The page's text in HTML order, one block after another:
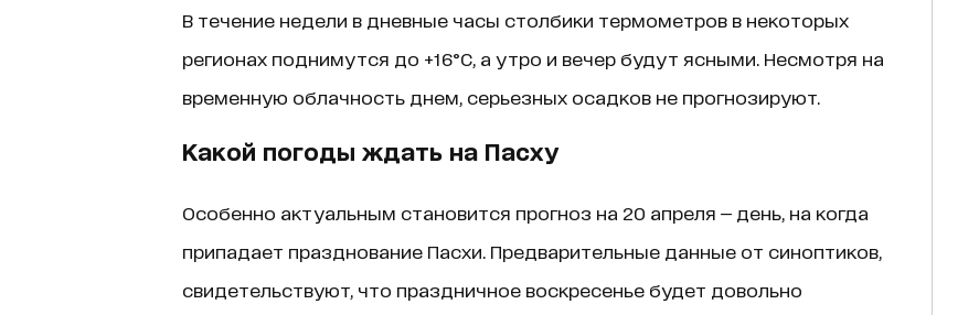
В течение недели в дневные часы столбики термометров в некоторых
регионах поднимутся до +16°C, а утро и вечер будут ясными. Несмотря на
временную облачность днем, серьезных осадков не прогнозируют.
Какой погоды ждать на Пасху
Особенно актуальным становится прогноз на 20 апреля — день, на когда
припадает празднование Пасхи. Предварительные данные от синоптиков,
свидетельствуют, что праздничное воскресенье будет довольно